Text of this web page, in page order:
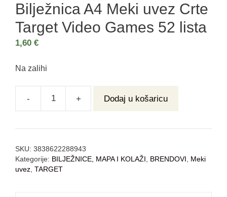
Bilježnica A4 Meki uvez Crte
Target Video Games 52 lista
1,60 €
Na zalihi
- + Dodaj u košaricu
SKU: 3838622288943
Kategorije: BILJEŽNICE, MAPA I KOLAŽI , BRENDOVI , Meki
uvez, TARGET